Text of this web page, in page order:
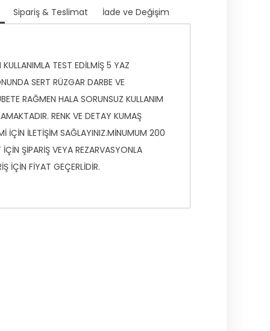
Sipariş & Teslimat İade ve Değişim
KULLANIMLA TEST EDİLMİŞ 5 YAZ
SERT RÜZGAR DARBE VE
RAĞMEN HALA SORUNSUZ KULLANIM
RENK VE DETAY KUMAŞ
İÇİN İLETİŞİM SAĞLAYINIZ.MİNUMUM 200
İÇİN ŞİPARİŞ VEYA REZARVASYONLA
İÇİN FİYAT GEÇERLİDİR.